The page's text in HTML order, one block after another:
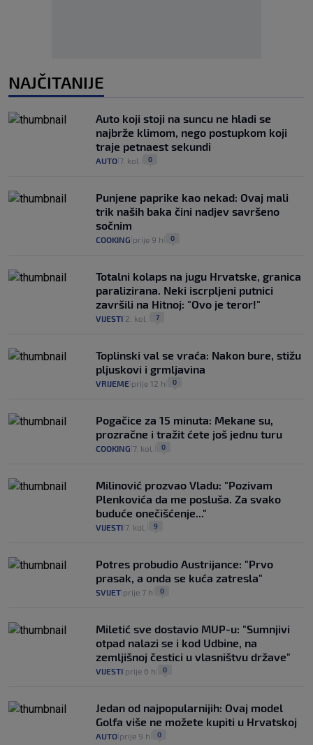
NAJČITANIJE
Auto koji stoji na suncu ne hladi se
najbrže klimom, nego postupkom koji
traje petnaest sekundi
AUTO 7. kol. 0
Punjene paprike kao nekad: Ovaj mali
trik naših baka čini nadjev savršeno
sočnim
COOKING prije 9 h 0
Totalni kolaps na jugu Hrvatske, granica
paralizirana. Neki iscrpljeni putnici
završili na Hitnoj: "Ovo je teror!"
VIJESTI 2. kol. 7
Toplinski val se vraća: Nakon bure, stižu
pljuskovi i grmljavina
VRIJEME prije 12 h 0
Pogačice za 15 minuta: Mekane su,
prozračne i tražit ćete još jednu turu
COOKING 7. kol. 0
Milinović prozvao Vladu: "Pozivam
Plenkovića da me posluša. Za svako
buduće onečišćenje..."
VIJESTI 7. kol. 9
Potres probudio Austrijance: "Prvo
prasak, a onda se kuća zatresla"
SVIJET prije 7 h 0
Miletić sve dostavio MUP-u: "Sumnjivi
otpad nalazi se i kod Udbine, na
zemljišnoj čestici u vlasništvu države"
VIJESTI prije 6 h 0
Jedan od najpopularnijih: Ovaj model
Golfa više ne možete kupiti u Hrvatskoj
AUTO prije 9 h 0